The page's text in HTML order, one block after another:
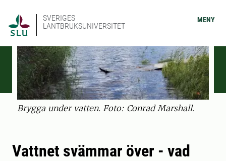
SVERIGES
LANTBRUKSUNIVERSITET
MENY
Brygga under vatten. Foto: Conrad Marshall.
Vattnet svämmar över - vad